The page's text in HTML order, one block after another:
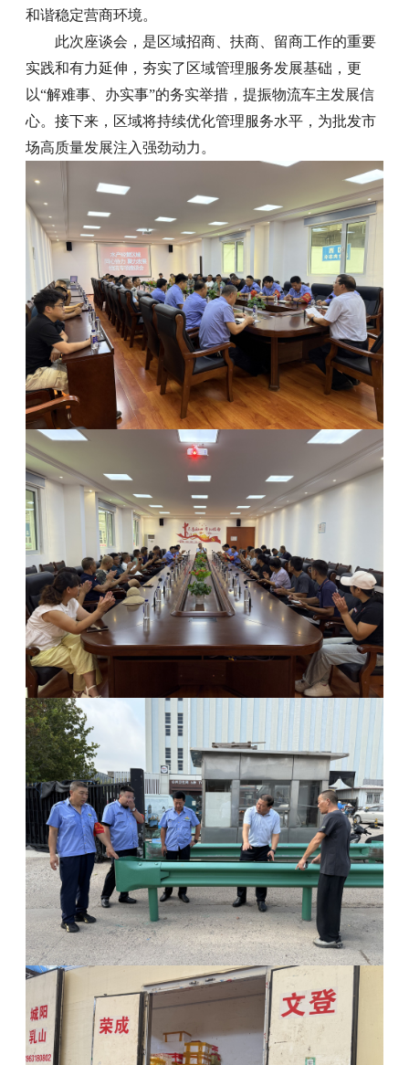
和谐稳定营商环境。
此次座谈会，是区域招商、扶商、留商工作的重要
实践和有力延伸，夯实了区域管理服务发展基础，更
以“解难事、办实事”的务实举措，提振物流车主发展信
心。接下来，区域将持续优化管理服务水平，为批发市
场高质量发展注入强劲动力。